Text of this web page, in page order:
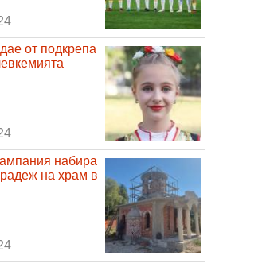
от подкрепа
набира
на храм в